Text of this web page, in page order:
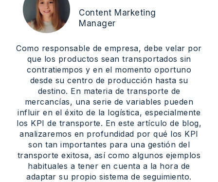
Content Marketing
Manager
Como responsable de empresa, debe velar por
que los productos sean transportados sin
contratiempos y en el momento oportuno
desde su centro de producción hasta su
destino. En materia de transporte de
mercancías, una serie de variables pueden
influir en el éxito de la logística, especialmente
los KPI de transporte. En este artículo de blog,
analizaremos en profundidad por qué los KPI
son tan importantes para una gestión del
transporte exitosa, así como algunos ejemplos
habituales a tener en cuenta a la hora de
adaptar su propio sistema de seguimiento.